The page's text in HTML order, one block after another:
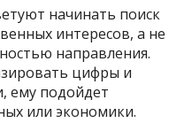
начинать поиск
интересов, а не
направления.
цифры и
ему подойдет
или экономики.